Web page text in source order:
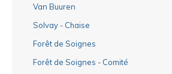
Van Buuren
Solvay - Chaise
Forêt de Soignes
Forêt de Soignes - Comité